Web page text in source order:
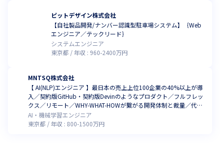
ピットデザイン株式会社
【自社製品開発/ナンバー認識型駐車場システム】｛Web
エンジニア／テックリード｝
システムエンジニア
東京都
年収 : 960-2400万円
MNTSQ株式会社
【 AI(NLP)エンジニア 】最日本の売上上位100企業の40%以上が導
入／契約版GitHub・契約版Devinのようなプロダクト／フルフレッ
クス／リモート／WHY-WHAT-HOWが繋がる開発体制と裁量／代表
はコードも書く弁護士でエンジニアのリスペクトが強い社風
AI・機械学習エンジニア
東京都
年収 : 800-1500万円